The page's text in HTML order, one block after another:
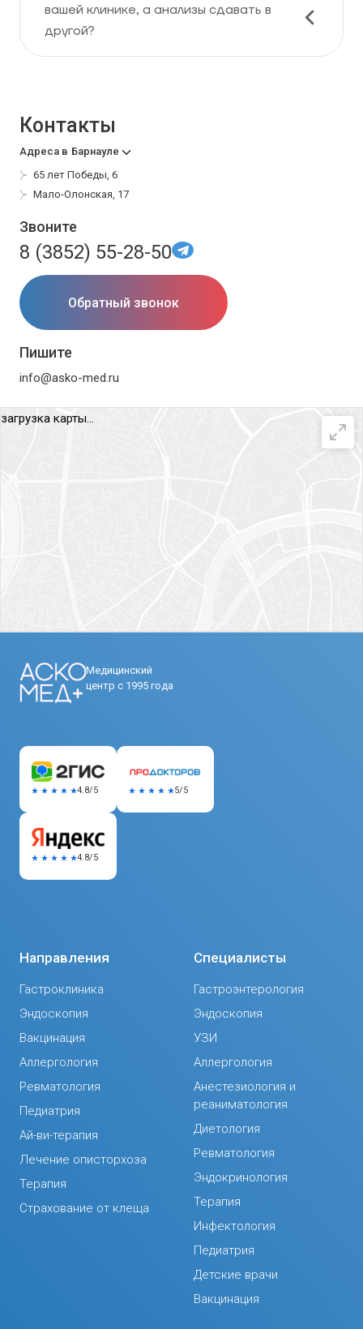
вашей клинике, а анализы сдавать в
другой?
Контакты
Адреса в Барнауле
65 лет Победы, 6
Мало-Олонская, 17
Звоните
8 (3852) 55-28-50
Обратный звонок
Пишите
info@asko-med.ru
загрузка карты...
Медицинский
центр с 1995 года
Направления
Гастроклиника
Эндоскопия
Вакцинация
Аллергология
Ревматология
Педиатрия
Ай-ви-терапия
Лечение описторхоза
Терапия
Страхование от клеща
Специалисты
Гастроэнтерология
Эндоскопия
УЗИ
Аллергология
Анестезиология и
реаниматология
Диетология
Ревматология
Эндокринология
Терапия
Инфектология
Педиатрия
Детские врачи
Вакцинация
4.8/5 5/5
4.8/5